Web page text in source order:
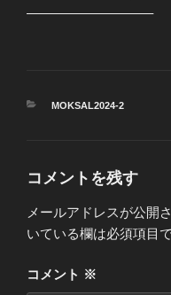
—————————–
カ
MOKSAL2024-2
コメントを残す
メールアドレスが公開
いている欄は必須項目
コメント ※